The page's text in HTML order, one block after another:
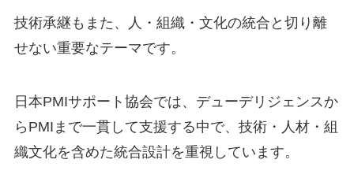
技術承継もまた、人・組織・文化の統合と切り離
せない重要なテーマです。
日本PMIサポート協会では、デューデリジェンスか
らPMIまで一貫して支援する中で、技術・人材・組
織文化を含めた統合設計を重視しています。